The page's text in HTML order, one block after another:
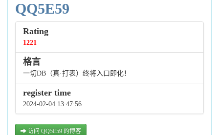
QQ5E59
Rating
1221
格言
一切DB（真·打表）终将入口即化！
register time
2024-02-04 13:47:56
访问 QQ5E59 的博客